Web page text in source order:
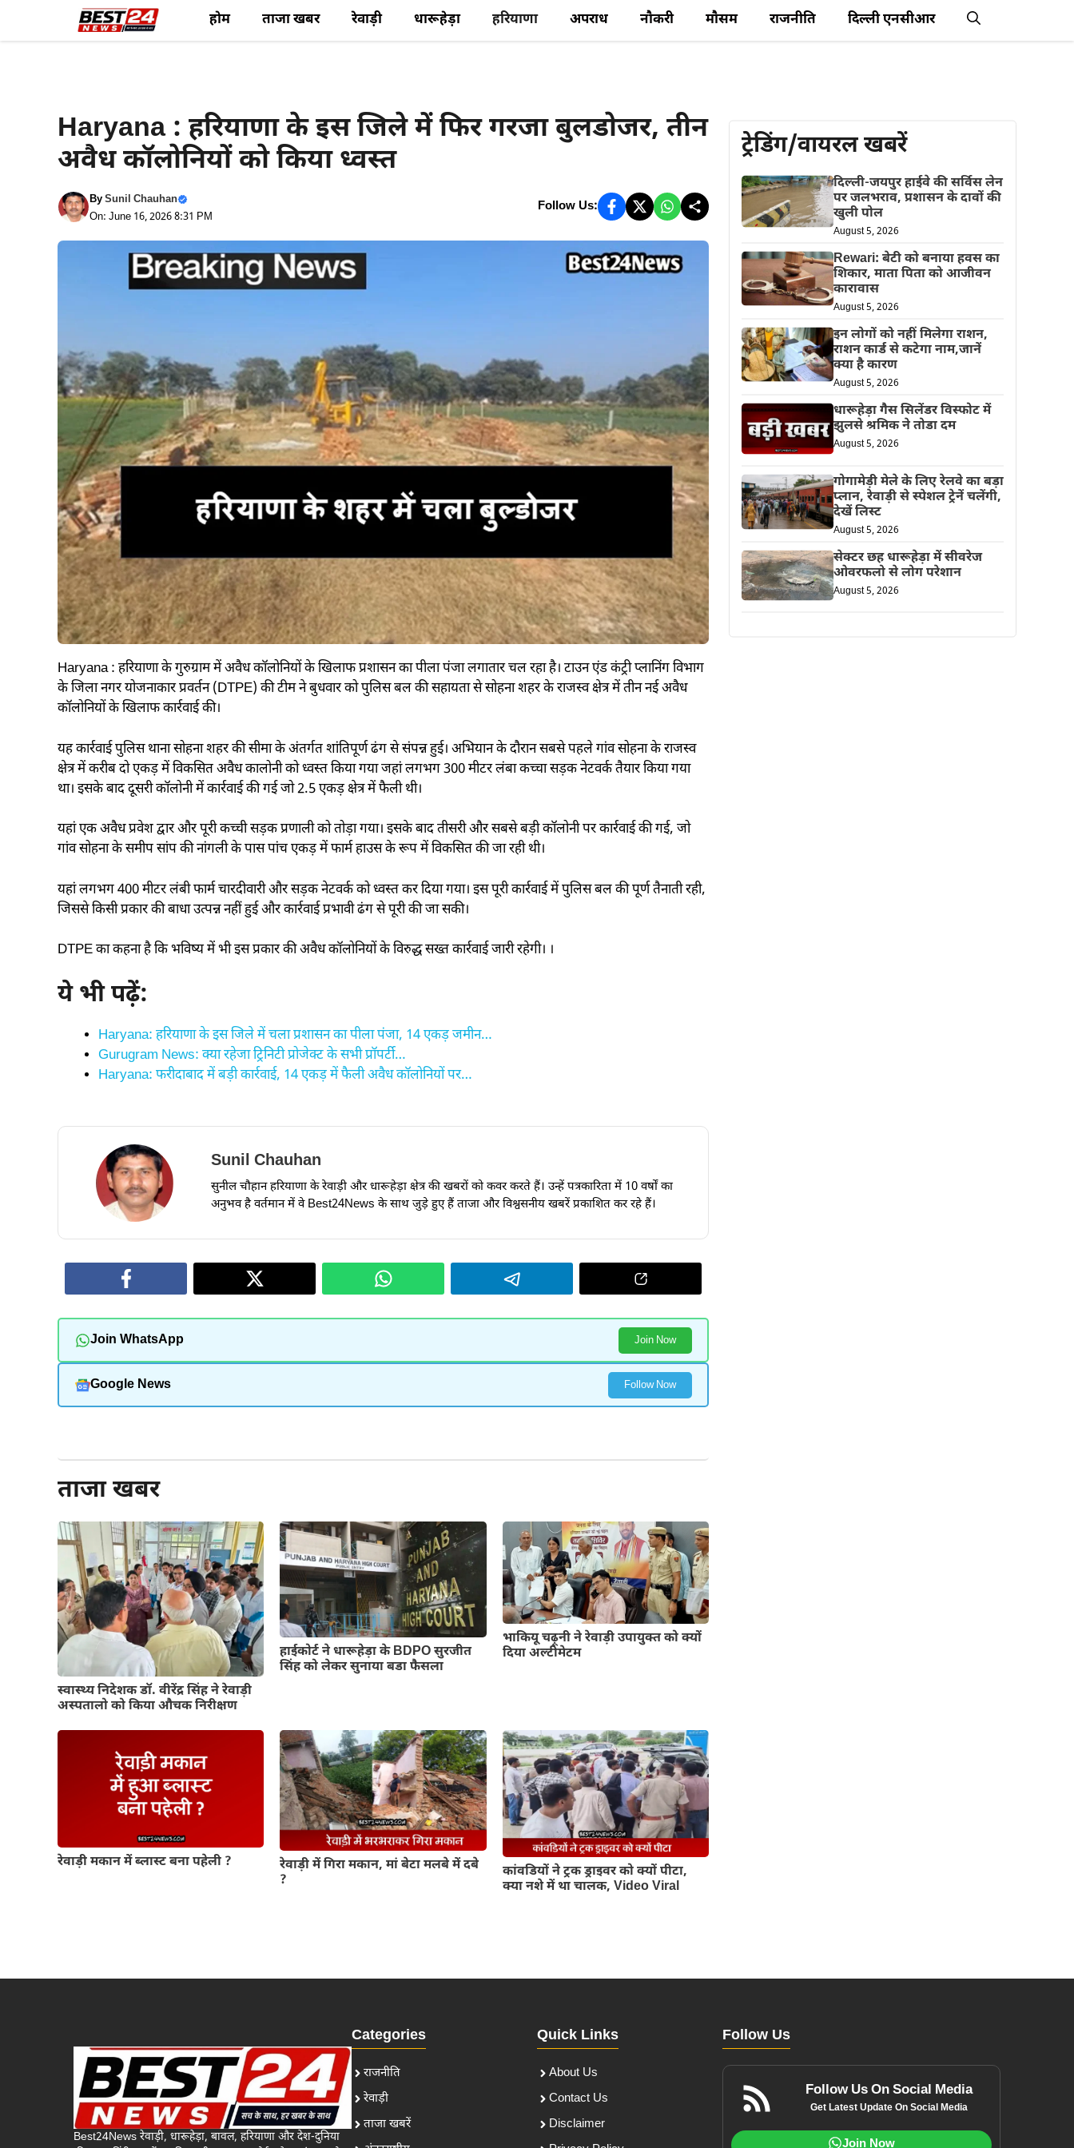
होम ताजा खबर रेवाड़ी धारूहेड़ा हरियाणा अपराध नौकरी मौसम राजनीति दिल्ली एनसीआर
Haryana : हरियाणा के इस जिले में फिर गरजा बुलडोजर, तीन
अवैध कॉलोनियों को किया ध्वस्त
BySunil Chauhan
On: June 16, 2026 8:31 PM
Follow Us:
Haryana : हरियाणा के गुरुग्राम में अवैध कॉलोनियों के खिलाफ प्रशासन का पीला पंजा लगातार चल रहा है। टाउन एंड कंट्री प्लानिंग विभाग
के जिला नगर योजनाकार प्रवर्तन (DTPE) की टीम ने बुधवार को पुलिस बल की सहायता से सोहना शहर के राजस्व क्षेत्र में तीन नई अवैध
कॉलोनियों के खिलाफ कार्रवाई की।
यह कार्रवाई पुलिस थाना सोहना शहर की सीमा के अंतर्गत शांतिपूर्ण ढंग से संपन्न हुई। अभियान के दौरान सबसे पहले गांव सोहना के राजस्व
क्षेत्र में करीब दो एकड़ में विकसित अवैध कालोनी को ध्वस्त किया गया जहां लगभग 300 मीटर लंबा कच्चा सड़क नेटवर्क तैयार किया गया
था। इसके बाद दूसरी कॉलोनी में कार्रवाई की गई जो 2.5 एकड़ क्षेत्र में फैली थी।
यहां एक अवैध प्रवेश द्वार और पूरी कच्ची सड़क प्रणाली को तोड़ा गया। इसके बाद तीसरी और सबसे बड़ी कॉलोनी पर कार्रवाई की गई, जो
गांव सोहना के समीप सांप की नांगली के पास पांच एकड़ में फार्म हाउस के रूप में विकसित की जा रही थी।
यहां लगभग 400 मीटर लंबी फार्म चारदीवारी और सड़क नेटवर्क को ध्वस्त कर दिया गया। इस पूरी कार्रवाई में पुलिस बल की पूर्ण तैनाती रही,
जिससे किसी प्रकार की बाधा उत्पन्न नहीं हुई और कार्रवाई प्रभावी ढंग से पूरी की जा सकी।
DTPE का कहना है कि भविष्य में भी इस प्रकार की अवैध कॉलोनियों के विरुद्ध सख्त कार्रवाई जारी रहेगी। ।
ये भी पढ़ें:
Haryana: हरियाणा के इस जिले में चला प्रशासन का पीला पंजा, 14 एकड़ जमीन…
Gurugram News: क्या रहेजा ट्रिनिटी प्रोजेक्ट के सभी प्रॉपर्टी…
Haryana: फरीदाबाद में बड़ी कार्रवाई, 14 एकड़ में फैली अवैध कॉलोनियों पर…
Sunil Chauhan
सुनील चौहान हरियाणा के रेवाड़ी और धारूहेड़ा क्षेत्र की खबरों को कवर करते हैं। उन्हें पत्रकारिता में 10 वर्षों का
अनुभव है वर्तमान में वे Best24News के साथ जुड़े हुए हैं ताजा और विश्वसनीय खबरें प्रकाशित कर रहे हैं।
Join WhatsApp Join Now
Google News Follow Now
ताजा खबर
स्वास्थ्य निदेशक डॉ. वीरेंद्र सिंह ने रेवाड़ी
अस्पतालो को किया औचक निरीक्षण
हाईकोर्ट ने धारूहेड़ा के BDPO सुरजीत
सिंह को लेकर सुनाया बडा फैसला
भाकियू चढ़ूनी ने रेवाड़ी उपायुक्त को क्यों
दिया अल्टीमेटम
रेवाड़ी मकान में ब्लास्ट बना पहेली ?
रेवाड़ी में गिरा मकान, मां बेटा मलबे में दबे
?
कांवडियों ने ट्रक ड्राइवर को क्यों पीटा,
क्या नशे में था चालक, Video Viral
ट्रेडिंग/वायरल खबरें
दिल्ली-जयपुर हाईवे की सर्विस लेन
पर जलभराव, प्रशासन के दावों की
खुली पोल
August 5, 2026
Rewari: बेटी को बनाया हवस का
शिकार, माता पिता को आजीवन
कारावास
August 5, 2026
इन लोगों को नहीं मिलेगा राशन,
राशन कार्ड से कटेगा नाम,जानें
क्या है कारण
August 5, 2026
धारूहेड़ा गैस सिलेंडर विस्फोट में
झुलसे श्रमिक ने तोडा दम
August 5, 2026
गोगामेड़ी मेले के लिए रेलवे का बड़ा
प्लान, रेवाड़ी से स्पेशल ट्रेनें चलेंगी,
देखें लिस्ट
August 5, 2026
सेक्टर छह धारूहेड़ा में सीवरेज
ओवरफलो से लोग परेशान
August 5, 2026
Best24News रेवाड़ी, धारूहेड़ा, बावल, हरियाणा और देश-दुनिया
Categories
राजनीति
रेवाड़ी
ताजा खबरें
Quick Links
About Us
Contact Us
Disclaimer
Follow Us
Follow Us On Social Media
Get Latest Update On Social Media
Join Now